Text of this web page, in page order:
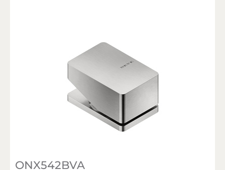
ONX542BVA